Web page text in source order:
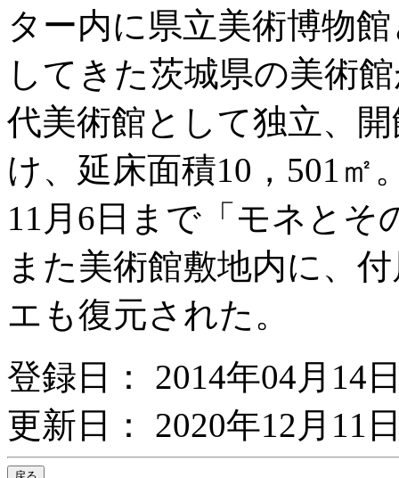
ター内に県立美術博物
してきた茨城県の美術
代美術館として独立、
け、延床面積10，501㎡
11月6日まで「モネとそ
また美術館敷地内に、
エも復元された。
登録日： 2014年04月14
更新日： 2020年12月11